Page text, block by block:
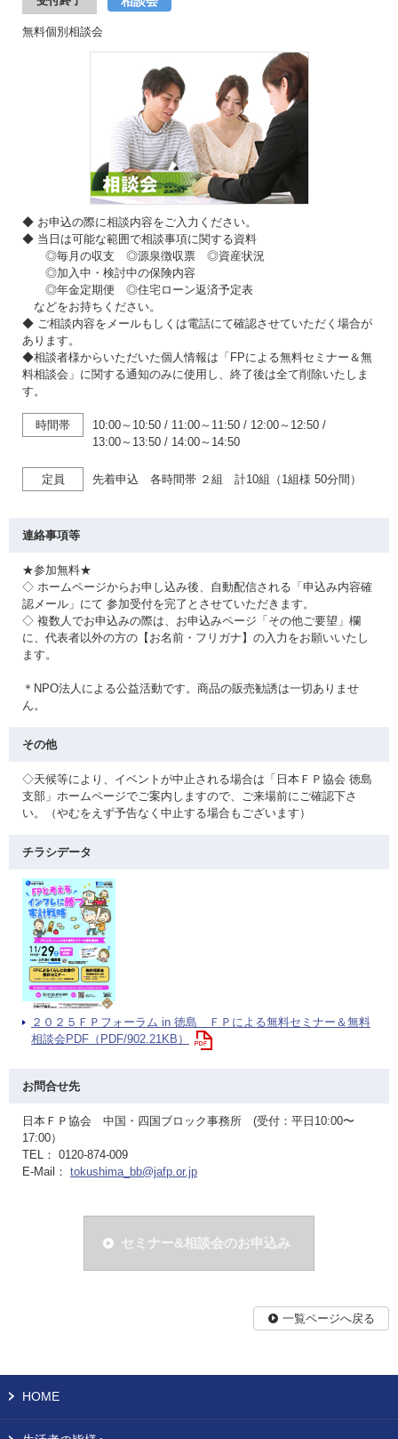
無料個別相談会
◆ お申込の際に相談内容をご入力ください。
◆ 当日は可能な範囲で相談事項に関する資料
◎毎月の収支 ◎源泉徴収票 ◎資産状況
◎加入中・検討中の保険内容
◎年金定期便 ◎住宅ローン返済予定表
などをお持ちください。
◆ ご相談内容をメールもしくは電話にて確認させていただく場合が
あります。
◆相談者様からいただいた個人情報は「FPによる無料セミナー＆無
料相談会」に関する通知のみに使用し、終了後は全て削除いたしま
す。
時間帯 10:00～10:50 / 11:00～11:50 / 12:00～12:50 /
13:00～13:50 / 14:00～14:50
定員 先着申込 各時間帯 ２組 計10組（1組様 50分間）
連絡事項等
★参加無料★
◇ ホームページからお申し込み後、自動配信される「申込み内容確
認メール」にて 参加受付を完了とさせていただきます。
◇ 複数人でお申込みの際は、お申込みページ「その他ご要望」欄
に、代表者以外の方の【お名前・フリガナ】の入力をお願いいたし
ます。
＊NPO法人による公益活動です。商品の販売勧誘は一切ありませ
ん。
その他
◇天候等により、イベントが中止される場合は「日本ＦＰ協会 徳島
支部」ホームページでご案内しますので、ご来場前にご確認下さ
い。（やむをえず予告なく中止する場合もございます）
チラシデータ
２０２５ＦＰフォーラム in 徳島 ＦＰによる無料セミナー＆無料
相談会PDF（PDF/902.21KB）
お問合せ先
日本ＦＰ協会 中国・四国ブロック事務所 (受付：平日10:00〜
17:00）
TEL： 0120-874-009
E-Mail： tokushima_bb@jafp.or.jp
セミナー&相談会のお申込み
一覧ページへ戻る
HOME